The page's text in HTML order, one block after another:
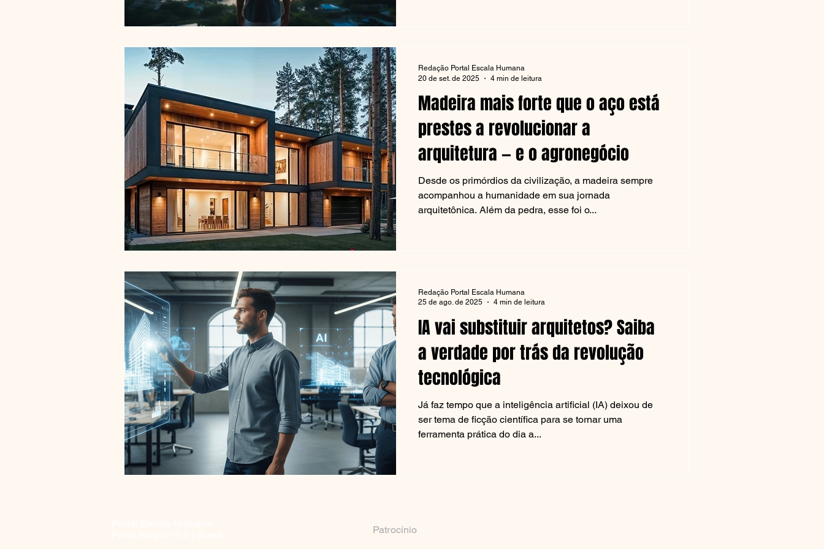
Madeira mais forte que o aço está
prestes a revolucionar a
arquitetura — e o agronegócio
Desde os primórdios da civilização, a madeira sempre
acompanhou a humanidade em sua jornada
arquitetônica. Além da pedra, esse foi o...
Redação Portal Escala Humana
20 de set. de 2025
4 min de leitura
IA vai substituir arquitetos? Saiba
a verdade por trás da revolução
tecnológica
Já faz tempo que a inteligência artificial (IA) deixou de
ser tema de ficção científica para se tornar uma
ferramenta prática do dia a...
Redação Portal Escala Humana
25 de ago. de 2025
4 min de leitura
Patrocínio